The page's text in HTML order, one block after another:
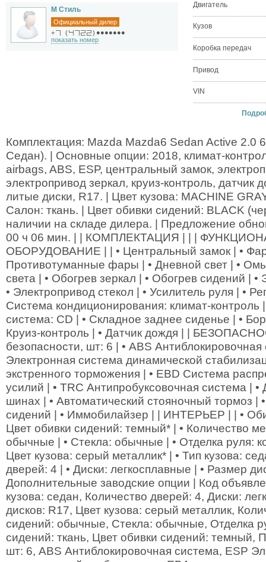
М Стиль
Официальный дилер
+
( ) ●●●●●●●
показать номер
Двигатель
Кузов
Коробка передач
Привод
VIN
Комплектация: Mazda Mazda6 Sedan Active 2.0
Седан). | Основные опции: 2018, климат-
airbags, ABS, ESP, центральный замок,
электропривод зеркал, круиз-контроль, датчик
литые диски, R17. | Цвет кузова: MACHINE
Салон: ткань. | Цвет обивки сидений: BLACK
наличии на складе дилера. | Предложение
00 ч 06 мин. | | КОМПЛЕКТАЦИЯ | | |
ОБОРУДОВАНИЕ | | • Центральный замок | •
Противотуманные фары | • Дневной свет | •
света | • Обогрев зеркал | • Обогрев сидений | •
• Электропривод стекол | • Усилитель руля | •
Система кондиционирования: климат-контроль
система: СD | • Складное заднее сиденье | •
Круиз-контроль | • Датчик дождя | |
безопасности, шт: 6 | • ABS Антиблокировочная
Электронная система динамической
экстренного торможения | • EBD Система
усилий | • TRC Антипробуксовочная система | •
шинах | • Автоматический стояночный тормоз |
сидений | • Иммобилайзер | | ИНТЕРЬЕР | | •
Цвет обивки сидений: темный* | • Количество
обычные | • Стекла: обычные | • Отделка руля:
Цвет кузова: серый металлик* | • Тип кузова:
дверей: 4 | • Диски: легкосплавные | • Размер
Дополнительные заводские опции | Код
кузова: седан, Количество дверей: 4, Диски:
дисков: R17, Цвет кузова: серый металлик,
сидений: обычные, Стекла: обычные, Отделка
сидений: ткань, Цвет обивки сидений: темный,
шт: 6, ABS Антиблокировочная система, ESP